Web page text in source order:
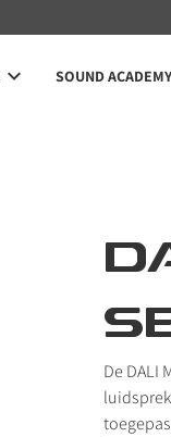
SOUND ACADEMY
De DALI